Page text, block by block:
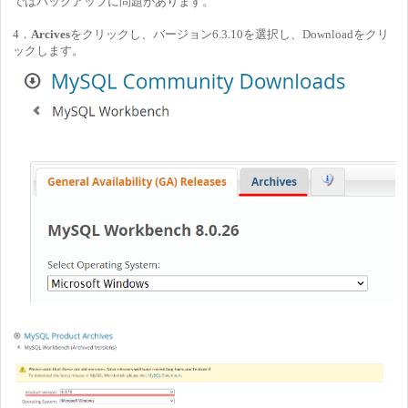
4． Arcivesをクリックし、バージョン6.3.10を選択し、Downloadをクリ
ックします。